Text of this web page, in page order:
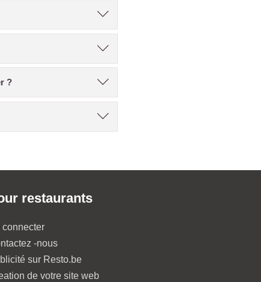
?
restaurants
connecter
-nous
sur Resto.be
de votre site web